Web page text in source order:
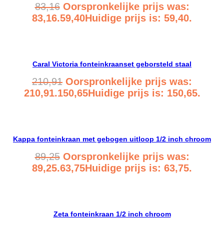
83,16 Oorspronkelijke prijs was:
83,16.59,40Huidige prijs is: 59,40.
Caral Victoria fonteinkraanset geborsteld staal
210,91 Oorspronkelijke prijs was:
210,91.150,65Huidige prijs is: 150,65.
Kappa fonteinkraan met gebogen uitloop 1/2 inch chroom
89,25 Oorspronkelijke prijs was:
89,25.63,75Huidige prijs is: 63,75.
Zeta fonteinkraan 1/2 inch chroom